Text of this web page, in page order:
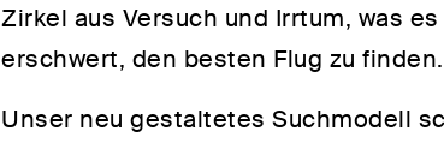
Zirkel aus Versuch und Irrtum, was
erschwert, den besten Flug zu finden.
Unser neu gestaltetes Suchmodell